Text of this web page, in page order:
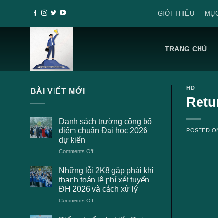
GIỚI THIỆU
TRANG CHỦ
BÀI VIẾT MỚI
Danh sách trường công bố
điểm chuẩn Đại học 2026
dự kiến
Comments Offon
sách
trường
công
bố
điểm
Đại
Những lỗi 2K8 gặp phải khi
thanh toán lệ phí xét tuyển
ĐH 2026 và cách xử lý
Comments Offon
lỗi
HD
POSTED